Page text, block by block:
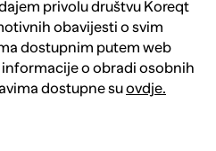
privolu društvu Koreqt
obavijesti o svim
dostupnim putem web
o obradi osobnih
dostupne suovdje.